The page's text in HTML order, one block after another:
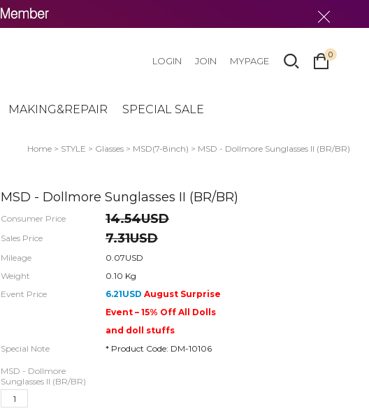
MAKING&REPAIR SPECIAL SALE
LOGIN JOIN MYPAGE
0
Home > STYLE > Glasses > MSD(7-8inch) > MSD - Dollmore Sunglasses II (BR/BR)
MSD - Dollmore Sunglasses II (BR/BR)
Consumer Price 14.54USD
Sales Price 7.31USD
Mileage
0.07USD
Weight
0.10 Kg
Event Price
6.21USD August Surprise
Event – 15% Off All Dolls
and doll stuffs
Special Note
* Product Code: DM-10106
MSD - Dollmore
Sunglasses II (BR/BR)